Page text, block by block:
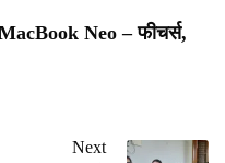
Neo – फीचर्स,
Next